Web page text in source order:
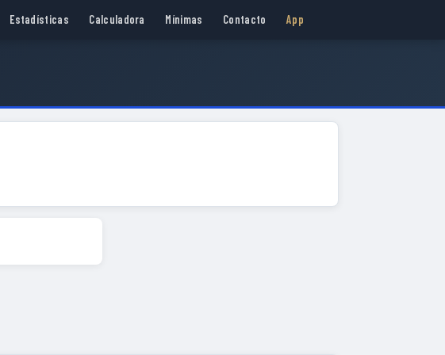
Estadísticas Calculadora Mínimas Contacto App